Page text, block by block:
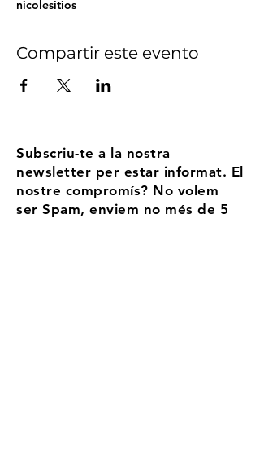
nicolesitios
Compartir este evento
Subscriu-te a la nostra
newsletter per estar informat. El
nostre compromís? No volem
ser Spam, enviem no més de 5